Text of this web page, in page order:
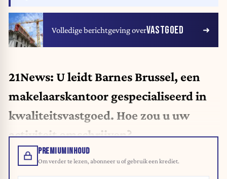
Volledige berichtgeving overVASTGOED
21News: U leidt Barnes Brussel, een
makelaarskantoor gespecialiseerd in
kwaliteitsvastgoed. Hoe zou u uw
activiteit omschrijven?
PREMIUMINHOUD
Om verder te lezen, abonneer u of gebruik een krediet.